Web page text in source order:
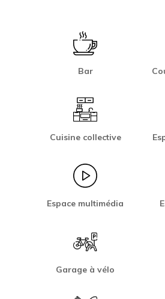
Bar
Cuisine collective
Espace multimédia
Garage à vélo